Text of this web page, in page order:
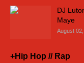
DJ
Maye
August
+Hip Hop // Rap